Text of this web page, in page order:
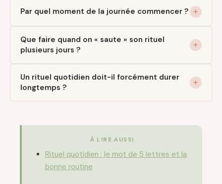
Par quel moment de la journée commencer ?
Que faire quand on « saute » son rituel
plusieurs jours ?
Un rituel quotidien doit-il forcément durer
longtemps ?
À LIRE AUSSI
Rituel quotidien : le mot de 5 lettres et la
bonne routine